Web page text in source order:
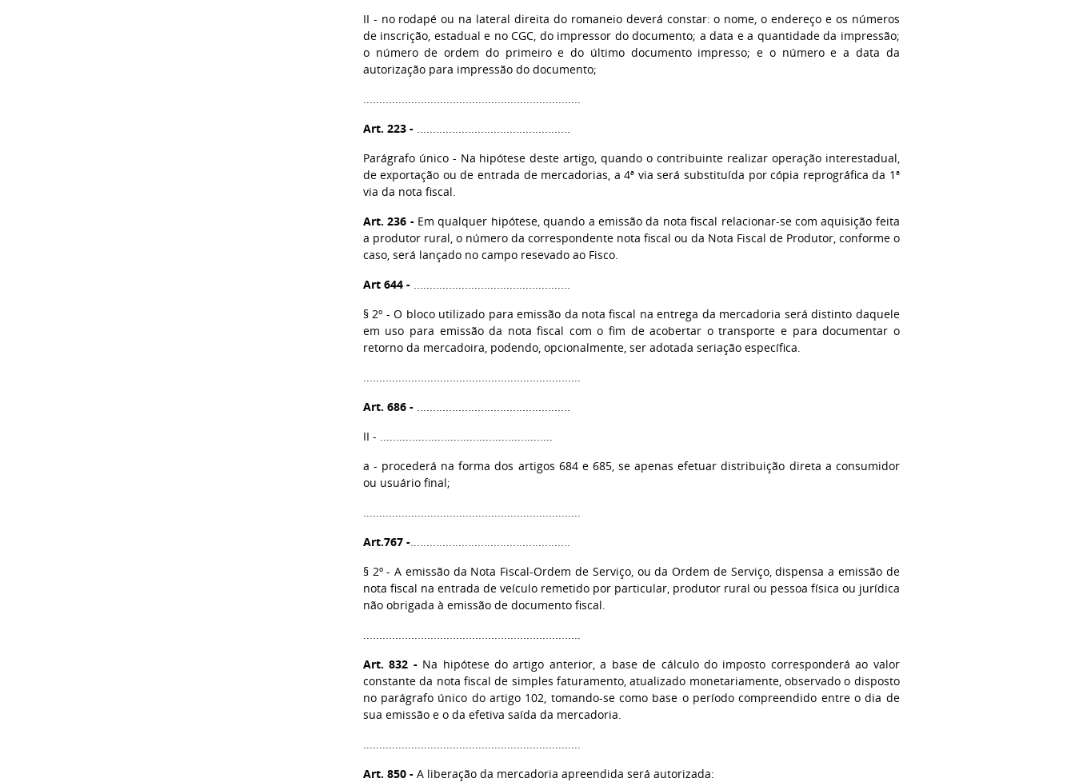
II - no rodapé ou na lateral direita do romaneio deverá constar: o nome, o endereço e os números
de inscrição, estadual e no CGC, do impressor do documento; a data e a quantidade da impressão;
o número de ordem do primeiro e do último documento impresso; e o número e a data da
autorização para impressão do documento;
....................................................................
Art. 223 -................................................
Parágrafo único - Na hipótese deste artigo, quando o contribuinte realizar operação interestadual,
de exportação ou de entrada de mercadorias, a 4ª via será substituída por cópia reprográfica da 1ª
via da nota fiscal.
Art. 236 -Em qualquer hipótese, quando a emissão da nota fiscal relacionar-se com aquisição feita
a produtor rural, o número da correspondente nota fiscal ou da Nota Fiscal de Produtor, conforme o
caso, será lançado no campo resevado ao Fisco.
Art 644 -.................................................
§ 2º - O bloco utilizado para emissão da nota fiscal na entrega da mercadoria será distinto daquele
em uso para emissão da nota fiscal com o fim de acobertar o transporte e para documentar o
retorno da mercadoira, podendo, opcionalmente, ser adotada seriação específica.
....................................................................
Art. 686 -................................................
II - ......................................................
a - procederá na forma dos artigos 684 e 685, se apenas efetuar distribuição direta a consumidor
ou usuário final;
....................................................................
Art.767 -..................................................
§ 2º - A emissão da Nota Fiscal-Ordem de Serviço, ou da Ordem de Serviço, dispensa a emissão de
nota fiscal na entrada de veículo remetido por particular, produtor rural ou pessoa física ou jurídica
não obrigada à emissão de documento fiscal.
....................................................................
Art. 832 -Na hipótese do artigo anterior, a base de cálculo do imposto corresponderá ao valor
constante da nota fiscal de simples faturamento, atualizado monetariamente, observado o disposto
no parágrafo único do artigo 102, tomando-se como base o período compreendido entre o dia de
sua emissão e o da efetiva saída da mercadoria.
....................................................................
Art. 850 -A liberação da mercadoria apreendida será autorizada: